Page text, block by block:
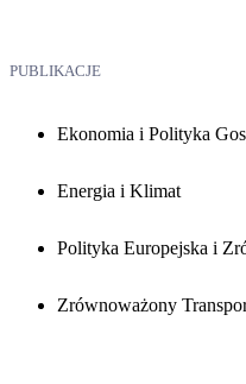
PUBLIKACJE
Ekonomia i Polityka
Energia i Klimat
Polityka Europejska i
Zrównoważony